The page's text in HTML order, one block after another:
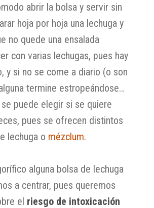
abrir la bolsa y servir sin
hoja por hoja una lechuga y
no quede una ensalada
con varias lechugas, pues hay
y si no se come a diario (o son
termine estropeándose…
puede elegir si se quiere
pues se ofrecen distintos
lechuga o mézclum.
alguna bolsa de lechuga
a centrar, pues queremos
el riesgo de intoxicación